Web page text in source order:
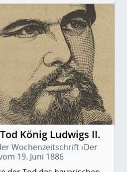
König Ludwigs II.
Wochenzeitschrift ›Der
19. Juni 1886